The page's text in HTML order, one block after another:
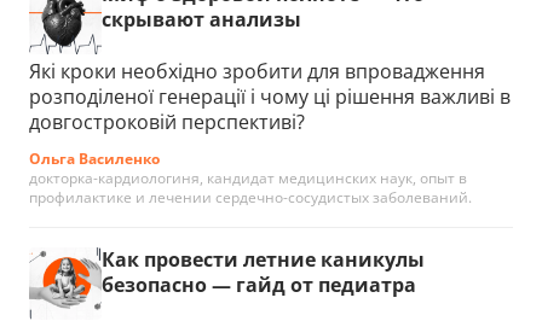
скрывают анализы
Які кроки необхідно зробити для впровадження
розподіленої генерації і чому ці рішення важливі в
довгостроковій перспективі?
Ольга Василенко
докторка-кардиологиня, кандидат медицинских наук, опыт в
профилактике и лечении сердечно-сосудистых заболеваний.
Как провести летние каникулы
безопасно — гайд от педиатра